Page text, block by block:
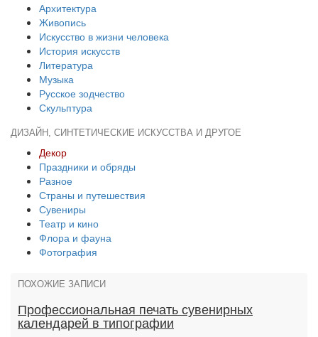
Архитектура
Живопись
Искусство в жизни человека
История искусств
Литература
Музыка
Русское зодчество
Скульптура
ДИЗАЙН, СИНТЕТИЧЕСКИЕ ИСКУССТВА И ДРУГОЕ
Декор
Праздники и обряды
Разное
Страны и путешествия
Сувениры
Театр и кино
Флора и фауна
Фотография
ПОХОЖИЕ ЗАПИСИ
Профессиональная печать сувенирных
календарей в типографии